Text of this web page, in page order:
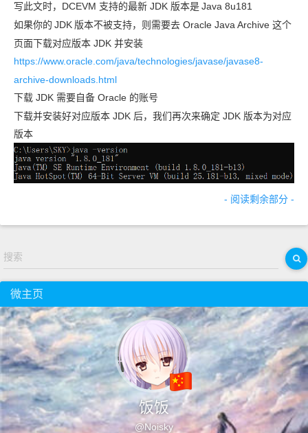
写此文时，DCEVM 支持的最新 JDK 版本是Java 8u181
如果你的 JDK 版本不被支持，则需要去 Oracle Java Archive 这个
页面下载对应版本 JDK 并安装
https://www.oracle.com/java/technologies/javase/javase8-
archive-downloads.html
下载 JDK 需要自备 Oracle 的账号
下载并安装好对应版本 JDK 后，我们再次来确定 JDK 版本为对应
版本
- 阅读剩余部分 -
搜索
微主页
饭饭
@Noisky